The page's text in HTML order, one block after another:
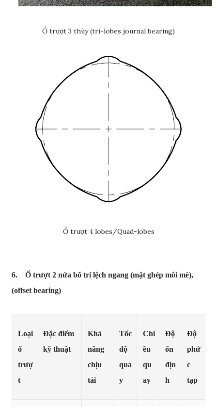
Ổ trượt 3 thùy (tri-lobes journal bearing)
Ổ trượt 4 lobes/Quad-lobes
6. Ổ trượt 2 nửa bố trí lệch ngang (mặt ghép môi mè),
(offset bearing)
Loại
ổ
trượ
t
Đặc điểm
kỹ thuật
Khả
năng
chịu
tải
Tốc
độ
qua
y
Chi
ều
qu
ay
Độ
ổn
địn
h
Độ
phứ
c
tạp